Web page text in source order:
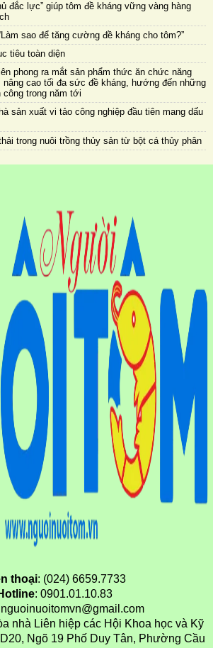
đắc lực” giúp tôm đề kháng vững vàng hàng
sao để tăng cường đề kháng cho tôm?”
tiêu toàn diện
phong ra mắt sản phẩm thức ăn chức năng
nâng cao tối đa sức đề kháng, hướng đến những
trong năm tới
sản xuất vi tảo công nghiệp đầu tiên mang dấu
trong nuôi trồng thủy sản từ bột cá thủy phân
thoại: (024) 6659.7733
: 0901.01.10.83
nguoinuoitomvn@gmail.com
nhà Liên hiệp các Hội Khoa học và Kỹ
Ngõ 19 Phố Duy Tân, Phường Cầu